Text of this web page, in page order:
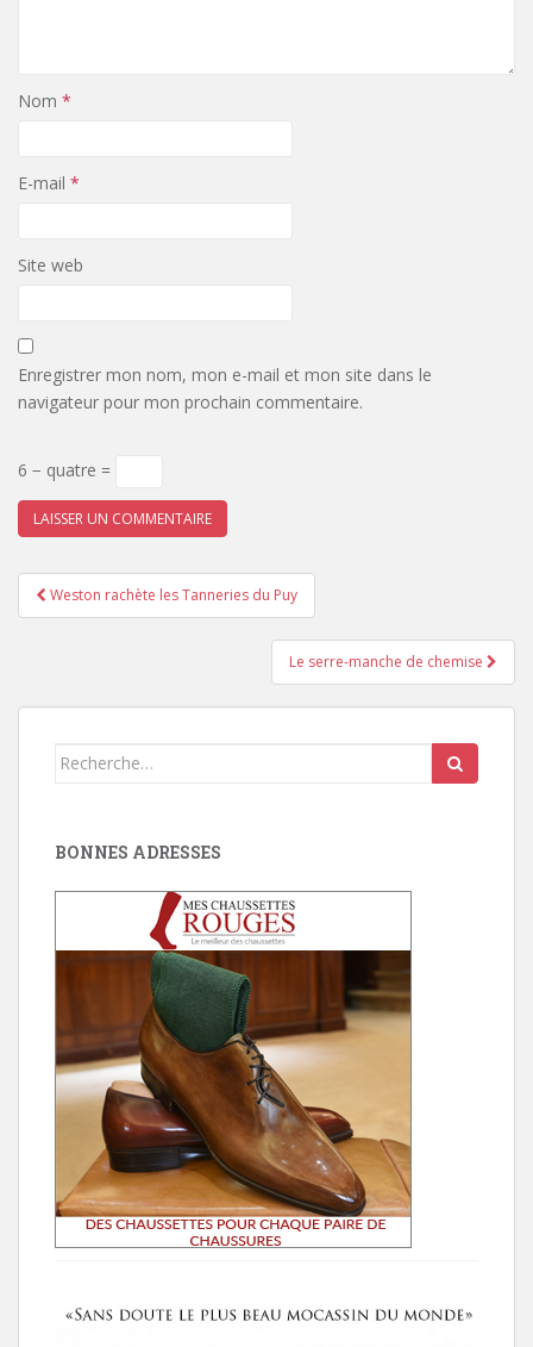
Nom *
E-mail *
Site web
Enregistrer mon nom, mon e-mail et mon site dans le
navigateur pour mon prochain commentaire.
6 − quatre =
Pagination
d'article
Weston rachète les Tanneries du Puy
Le serre-manche de chemise
Search
BONNES ADRESSES